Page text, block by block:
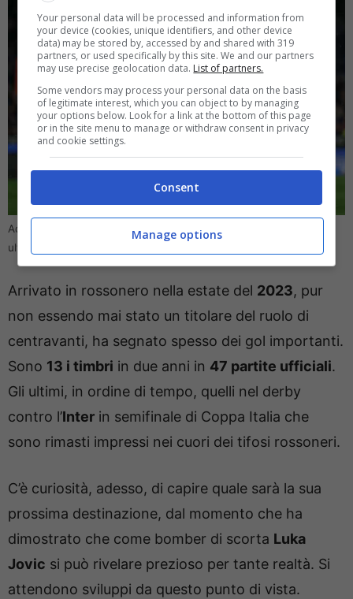
Addio al Milan, l’attaccante cambia ufficialmente casacca: le
ultime (Direttagoal.it) – foto da Ansa
Arrivato in rossonero nella estate del 2023, pur
non essendo mai stato un titolare del ruolo di
centravanti, ha segnato spesso dei gol importanti.
Sono 13 i timbri in due anni in 47 partite ufficiali.
Gli ultimi, in ordine di tempo, quelli nel derby
contro l’Inter in semifinale di Coppa Italia che
sono rimasti impressi nei cuori dei tifosi rossoneri.
C’è curiosità, adesso, di capire quale sarà la sua
prossima destinazione, dal momento che ha
dimostrato che come bomber di scorta Luka
Jovic si può rivelare prezioso per tante realtà. Si
attendono sviluppi da questo punto di vista.
Your personal data will be processed and information from
your device (cookies, unique identifiers, and other device
data) may be stored by, accessed by and shared with 319
partners, or used specifically by this site. We and our partners
may use precise geolocation data. List of partners.
Some vendors may process your personal data on the basis
of legitimate interest, which you can object to by managing
your options below. Look for a link at the bottom of this page
or in the site menu to manage or withdraw consent in privacy
and cookie settings.
Consent
Manage options